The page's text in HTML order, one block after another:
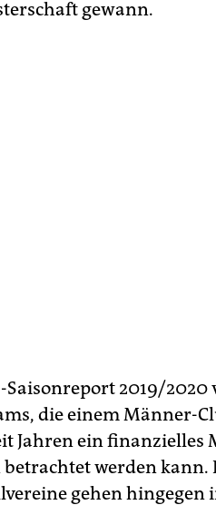
gewann.
Saisonreport 2019/
die einem Männer-
Jahren ein finanzielles
werden kann.
gehen